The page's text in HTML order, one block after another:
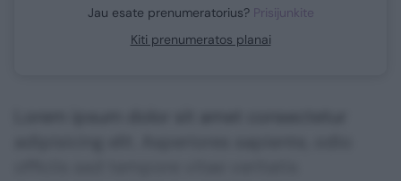
Jau esate prenumeratorius? Prisijunkite
Kiti prenumeratos planai